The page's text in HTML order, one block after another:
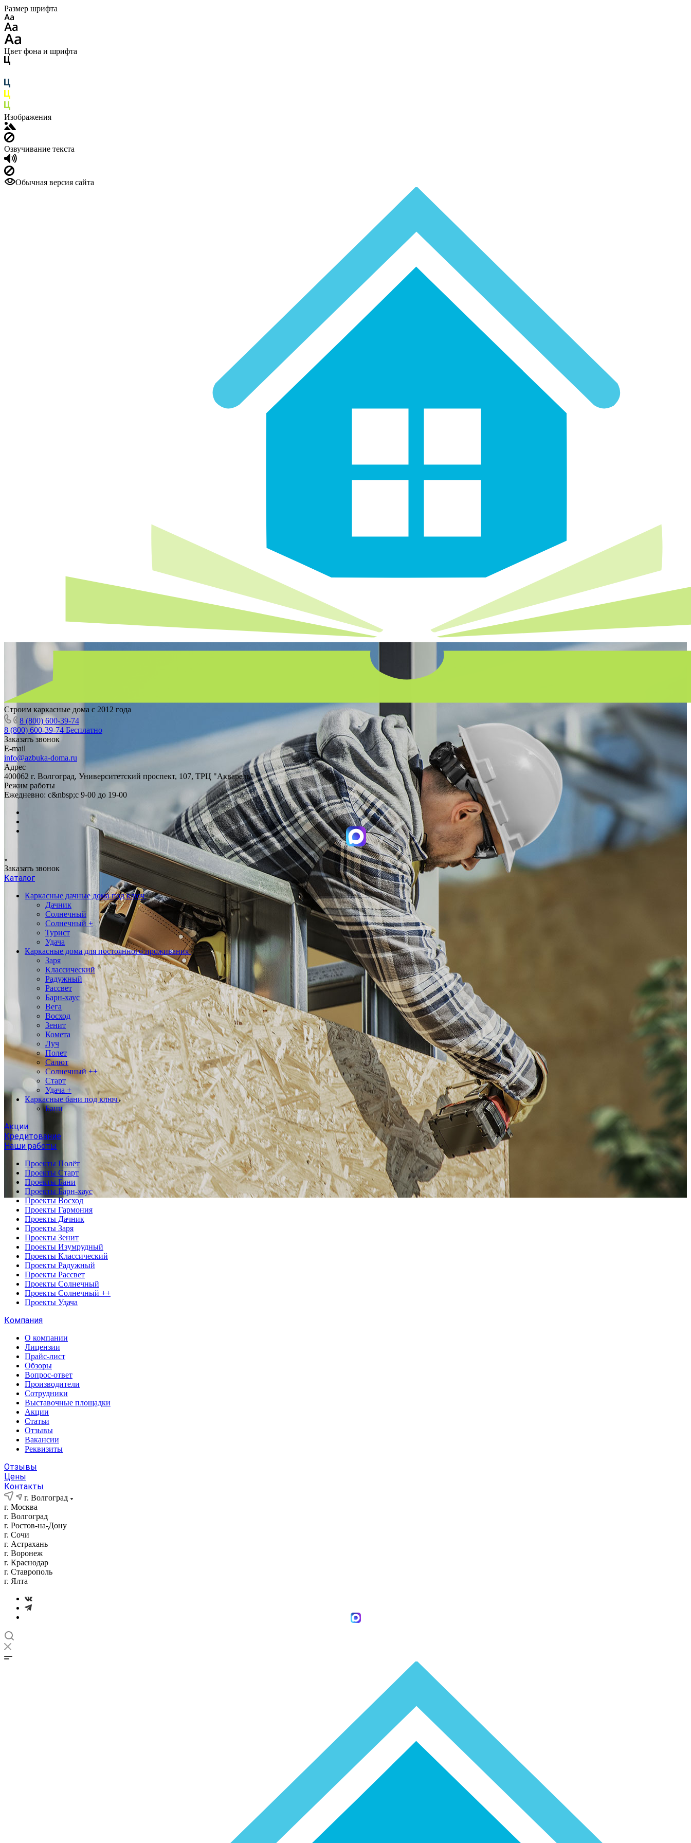
Размер шрифта
Цвет фона и шрифта
Изображения
Озвучивание текста
Обычная версия сайта
Строим каркасные дома с 2012 года
8 (800) 600-39-74
8 (800) 600-39-74 Бесплатно
Заказать звонок
E-mail
info@azbuka-doma.ru
Адрес
400062 г. Волгоград, Университетский проспект, 107, ТРЦ "Акварель"
Режим работы
Ежедневно: с&nbsp;с 9-00 до 19-00
Заказать звонок
Каталог
Каркасные дачные дома под ключ
Дачник
Солнечный
Солнечный +
Турист
Удача
Каркасные дома для постоянного проживания
Заря
Классический
Радужный
Рассвет
Барн-хаус
Вега
Восход
Зенит
Комета
Луч
Полет
Салют
Солнечный ++
Старт
Удача +
Каркасные бани под ключ
Бани
Акции
Кредитование
Наши работы
Проекты Полёт
Проекты Старт
Проекты Бани
Проекты Барн-хаус
Проекты Восход
Проекты Гармония
Проекты Дачник
Проекты Заря
Проекты Зенит
Проекты Изумрудный
Проекты Классический
Проекты Радужный
Проекты Рассвет
Проекты Солнечный
Проекты Солнечный ++
Проекты Удача
Компания
О компании
Лицензии
Прайс-лист
Обзоры
Вопрос-ответ
Производители
Сотрудники
Выставочные площадки
Акции
Статьи
Отзывы
Вакансии
Реквизиты
Отзывы
Цены
Контакты
г. Волгоград
г. Москва
г. Волгоград
г. Ростов-на-Дону
г. Сочи
г. Астрахань
г. Воронеж
г. Краснодар
г. Ставрополь
г. Ялта